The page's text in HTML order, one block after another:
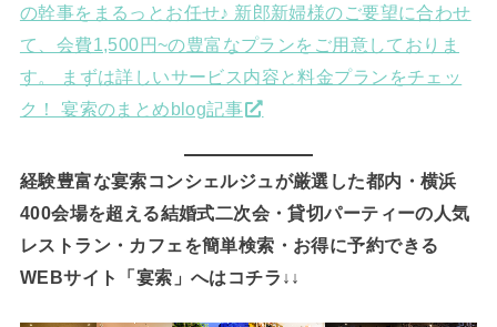
の幹事をまるっとお任せ♪ 新郎新婦様のご要望に合わせ
て、会費1,500円~の豊富なプランをご用意しておりま
す。 まずは詳しいサービス内容と料金プランをチェッ
ク！ 宴索のまとめblog記事
経験豊富な宴索コンシェルジュが厳選した都内・横浜
400会場を超える結婚式二次会・貸切パーティーの人気
レストラン・カフェを簡単検索・お得に予約できる
WEBサイト「宴索」へはコチラ↓↓